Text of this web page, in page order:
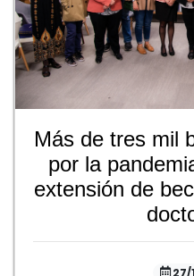
Más de tres mil
por la
extensión de
27/